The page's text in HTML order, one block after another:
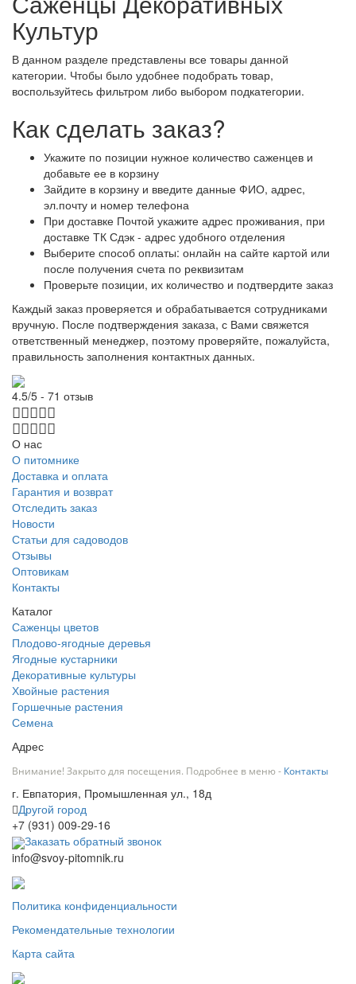
Культур
В данном разделе представлены все товары данной
категории. Чтобы было удобнее подобрать товар,
воспользуйтесь фильтром либо выбором подкатегории.
Как сделать заказ?
Укажите по позиции нужное количество саженцев и
добавьте ее в корзину
Зайдите в корзину и введите данные ФИО, адрес,
эл.почту и номер телефона
При доставке Почтой укажите адрес проживания, при
доставке ТК Сдэк - адрес удобного отделения
Выберите способ оплаты: онлайн на сайте картой или
после получения счета по реквизитам
Проверьте позиции, их количество и подтвердите заказ
Каждый заказ проверяется и обрабатывается сотрудниками
вручную. После подтверждения заказа, с Вами свяжется
ответственный менеджер, поэтому проверяйте, пожалуйста,
правильность заполнения контактных данных.
4.5/5 - 71 отзыв
О нас
О питомнике
Доставка и оплата
Гарантия и возврат
Отследить заказ
Новости
Статьи для садоводов
Отзывы
Оптовикам
Контакты
Каталог
Саженцы цветов
Плодово-ягодные деревья
Ягодные кустарники
Декоративные культуры
Хвойные растения
Горшечные растения
Семена
Адрес
Внимание! Закрыто для посещения. Подробнее в меню - Контакты
г. Евпатория, Промышленная ул., 18д
Другой город
+7 (931) 009-29-16
Заказать обратный звонок
info@svoy-pitomnik.ru
Политика конфиденциальности
Рекомендательные технологии
Карта сайта